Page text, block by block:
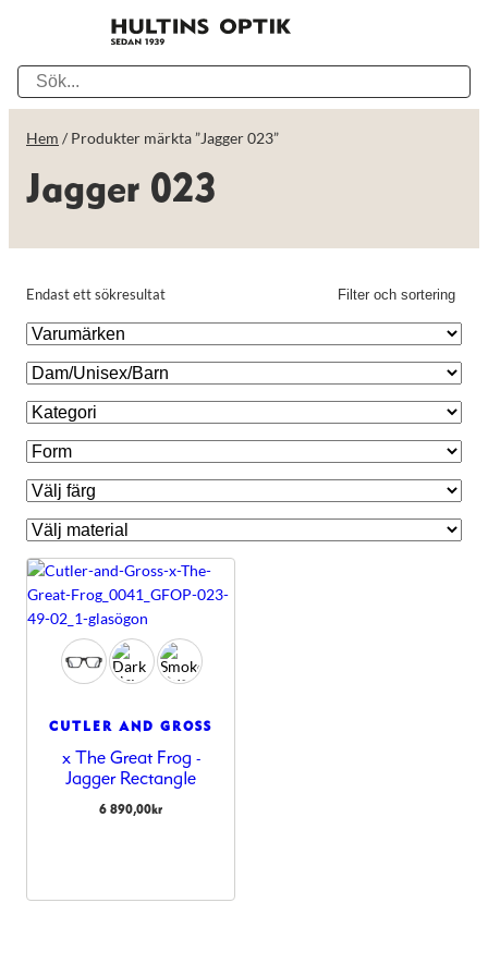
Hem / Produkter märkta ”Jagger 023”
Jagger 023
Filter och sortering
Endast ett sökresultat
CUTLER AND GROSS
x The Great Frog -
Jagger Rectangle
6 890,00kr
De behövs